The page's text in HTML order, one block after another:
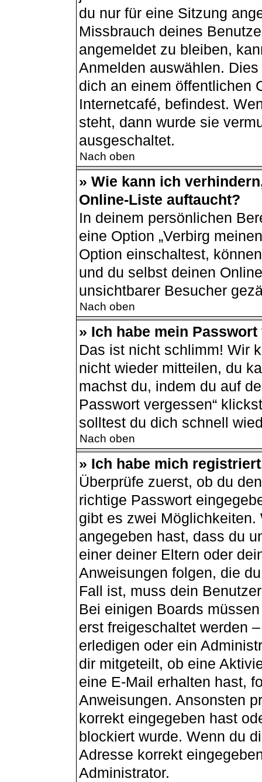
du nur für eine Sitzung
Missbrauch deines
angemeldet zu bleiben,
Anmelden auswählen.
dich an einem öffentlichen
Internetcafé, befindest.
steht, dann wurde sie
ausgeschaltet.
Nach oben
» Wie kann ich
Online-Liste auftaucht?
In deinem persönlichen
eine Option „Verbirg
Option einschaltest,
und du selbst deinen
unsichtbarer Besucher
Nach oben
» Ich habe mein
Das ist nicht schlimm! Wir
nicht wieder mitteilen, du
machst du, indem du auf
Passwort vergessen“
solltest du dich schnell
Nach oben
» Ich habe mich
Überprüfe zuerst, ob du
richtige Passwort
gibt es zwei
angegeben hast, dass du
einer deiner Eltern oder
Anweisungen folgen, die
Fall ist, muss dein
Bei einigen Boards
erst freigeschaltet werden
erledigen oder ein
dir mitgeteilt, ob eine
eine E-Mail erhalten hast,
Anweisungen. Ansonsten
korrekt eingegeben hast
blockiert wurde. Wenn du
Adresse korrekt
Administrator.